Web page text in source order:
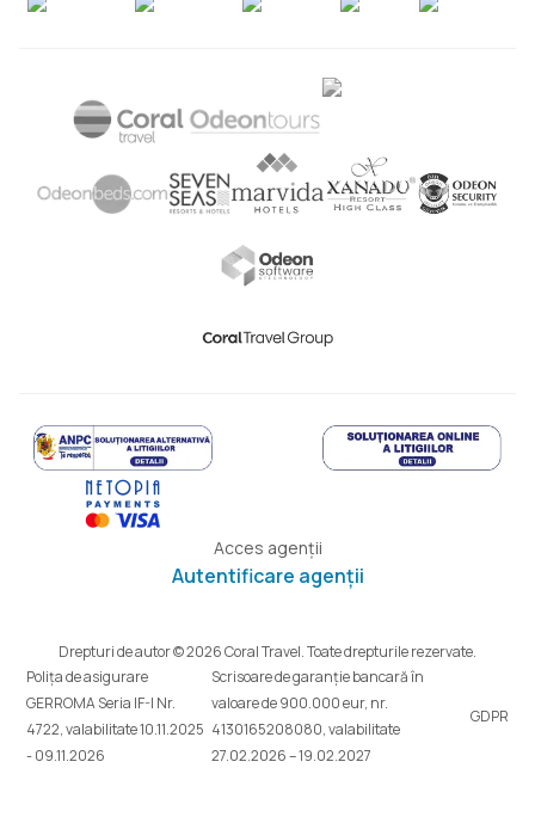
Acces agenții
Autentificare agenții
Drepturi de autor © 2026 Coral Travel. Toate drepturile rezervate.
Polița de asigurare
GERROMA Seria IF-I Nr.
4722, valabilitate 10.11.2025
- 09.11.2026
Scrisoare de garanție bancară în
valoare de 900.000 eur, nr.
4130165208080, valabilitate
27.02.2026 – 19.02.2027
GDPR